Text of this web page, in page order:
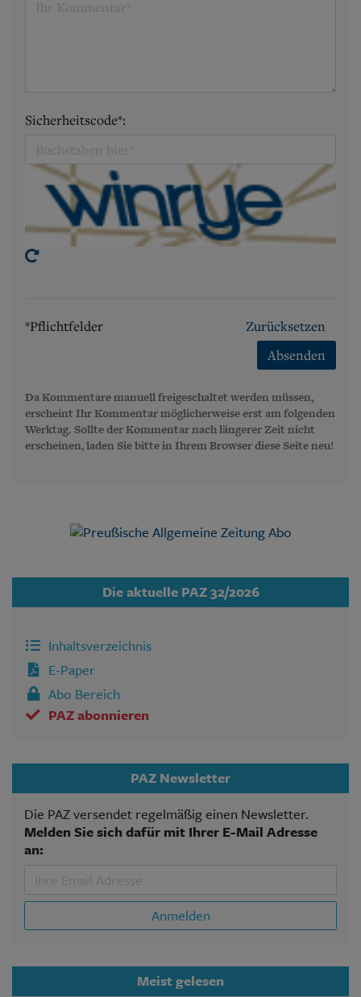
Sicherheitscode*:
*Pflichtfelder
Zurücksetzen
Absenden
Da Kommentare manuell freigeschaltet werden müssen,
erscheint Ihr Kommentar möglicherweise erst am folgenden
Werktag. Sollte der Kommentar nach längerer Zeit nicht
erscheinen, laden Sie bitte in Ihrem Browser diese Seite neu!
Die aktuelle PAZ 32/2026
Inhaltsverzeichnis
E-Paper
Abo Bereich
PAZ abonnieren
PAZ Newsletter
Die PAZ versendet regelmäßig einen Newsletter.
Melden Sie sich dafür mit Ihrer E-Mail Adresse
an:
Anmelden
Meist gelesen